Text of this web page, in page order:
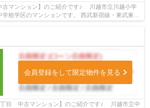
マンション】のご紹介です♪ 川越市立川越小学
学校学区のマンションです。 西武新宿線・東武東上
♪本川越駅徒歩11分、川越...
会員登録をして限定物件を見る
目 中古マンション】のご紹介です♪ 川越市立中